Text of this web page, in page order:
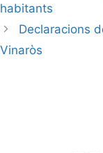
habitants
Declaracions
Vinaròs